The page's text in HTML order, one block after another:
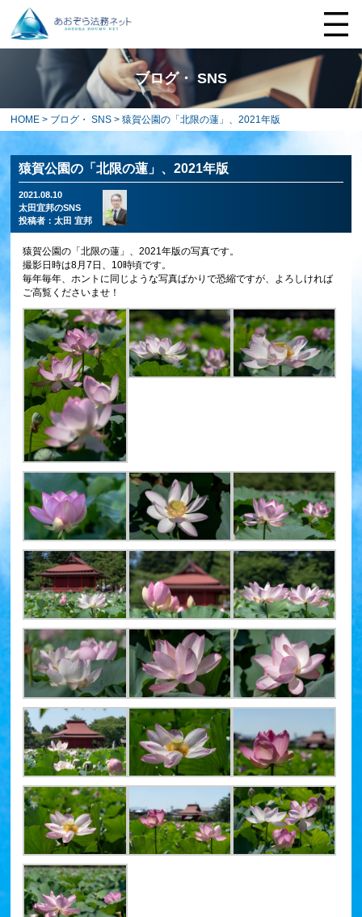
ブログ・ SNS
HOME > ブログ・ SNS > 猿賀公園の「北限の蓮」、2021年版
猿賀公園の「北限の蓮」、2021年版
2021.08.10
太田宜邦のSNS
投稿者：太田 宜邦
猿賀公園の「北限の蓮」、2021年版の写真です。
撮影日時は8月7日、10時頃です。
毎年毎年、ホントに同じような写真ばかりで恐縮ですが、よろしければ
ご高覧くださいませ！